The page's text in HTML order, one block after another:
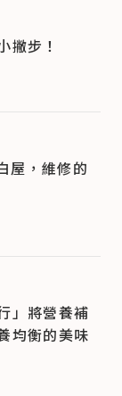
撇步！
屋，維修的
」將營養補
均衡的美味